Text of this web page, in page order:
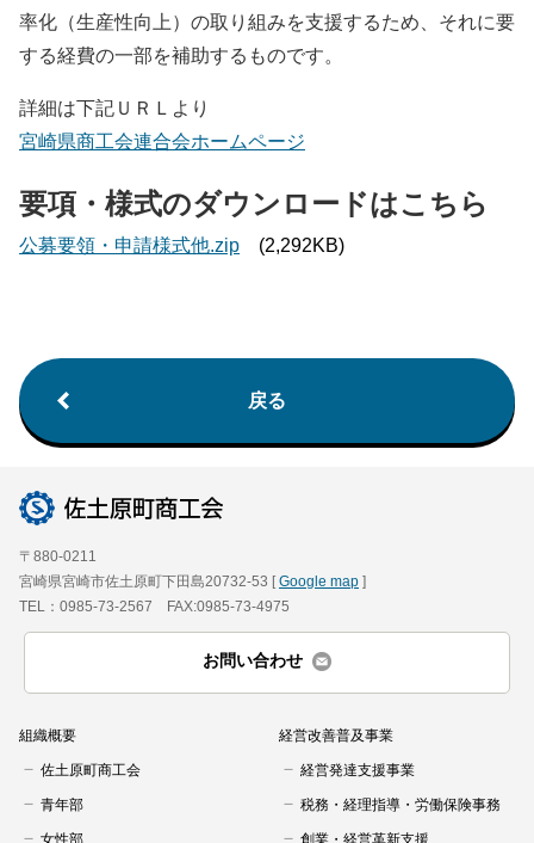
率化（生産性向上）の取り組みを支援するため、それに要
する経費の一部を補助するものです。
詳細は下記ＵＲＬより
宮崎県商工会連合会ホームページ
要項・様式のダウンロードはこちら
公募要領・申請様式他.zip (2,292KB)
戻る
〒880-0211
宮崎県宮崎市佐土原町下田島20732-53 [Google map ]
TEL：0985-73-2567 FAX:0985-73-4975
お問い合わせ
組織概要
佐土原町商工会
青年部
女性部
経営改善普及事業
経営発達支援事業
税務・経理指導・労働保険事務
創業・経営革新支援